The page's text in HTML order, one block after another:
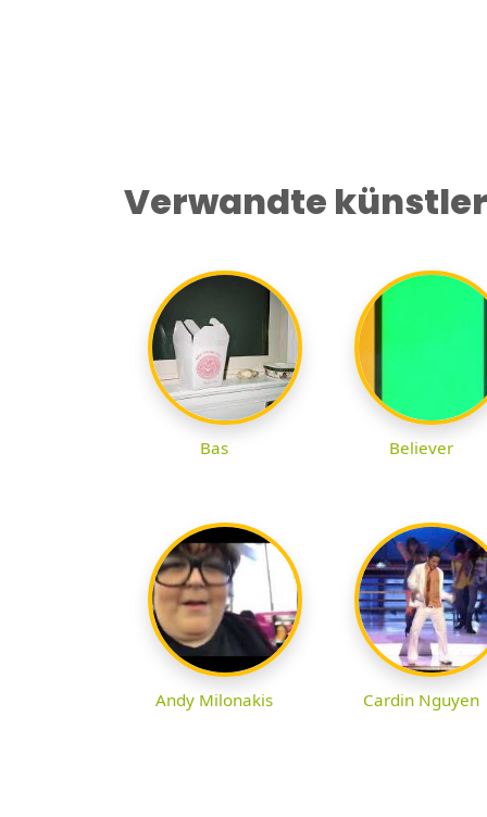
Verwandte künstler
Bas Believer
Andy Milonakis Cardin Nguyen